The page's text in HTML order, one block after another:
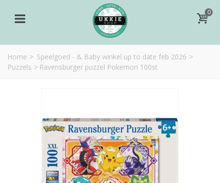
0
Home > Speelgoed - & Baby winkel up to date feb 2026 >
Puzzels > Ravensburger puzzel Pokemon 100st